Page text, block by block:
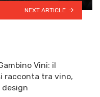
NEXT ARTICLE
Vini: il
racconta tra vino,